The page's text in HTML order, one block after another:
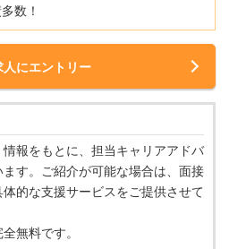
数！
人にエントリー
報をもとに、担当キャリアアドバ
す。ご紹介が可能な場合は、面接
的な支援サービスをご提供させて
無料です。